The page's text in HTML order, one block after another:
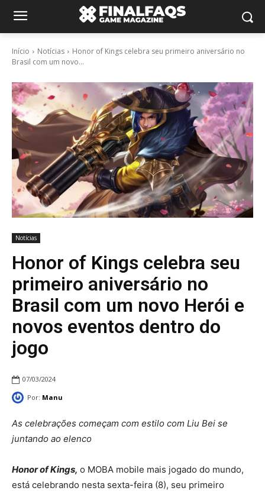
Início Notícias
Honor of Kings celebra seu primeiro aniversário no
Brasil com um novo...
Notícias
Honor of Kings celebra seu
primeiro aniversário no
Brasil com um novo Herói e
novos eventos dentro do
jogo
07/03/2024
Por: Manu
As celebrações começam com estilo com Liu Bei se
juntando ao elenco
Honor of Kings, o MOBA mobile mais jogado do mundo,
está celebrando nesta sexta-feira (8), seu primeiro